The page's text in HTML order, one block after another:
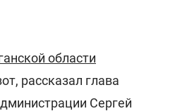
области
рассказал глава
Сергей